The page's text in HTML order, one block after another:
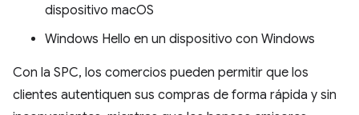
dispositivo macOS
Windows Hello en un dispositivo con Windows
Con la SPC, los comercios pueden permitir que los
clientes autentiquen sus compras de forma rápida y sin